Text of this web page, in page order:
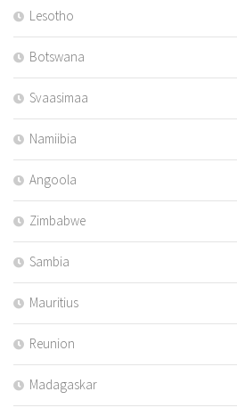
Lesotho
Botswana
Svaasimaa
Namiibia
Angoola
Zimbabwe
Sambia
Mauritius
Reunion
Madagaskar